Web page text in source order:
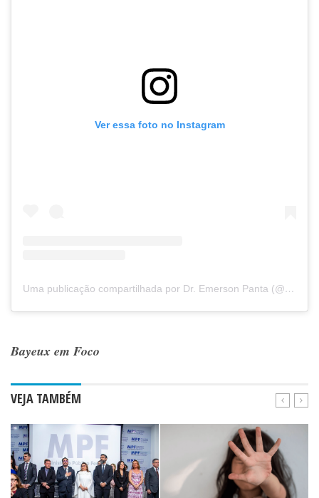
Ver essa foto no Instagram
Uma publicação compartilhada por Dr. Emerson Panta (@emersonpanta)
Bayeux em Foco
VEJA TAMBÉM